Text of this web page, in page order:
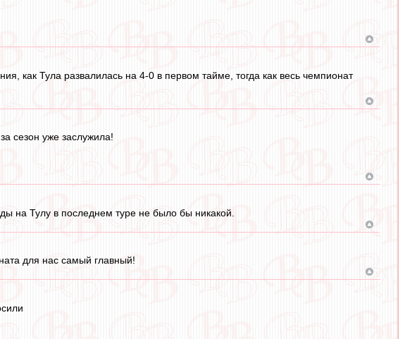
как Тула развалилась на 4-0 в первом тайме, тогда как весь чемпионат
сезон уже заслужила!
на Тулу в последнем туре не было бы никакой.
для нас самый главный!